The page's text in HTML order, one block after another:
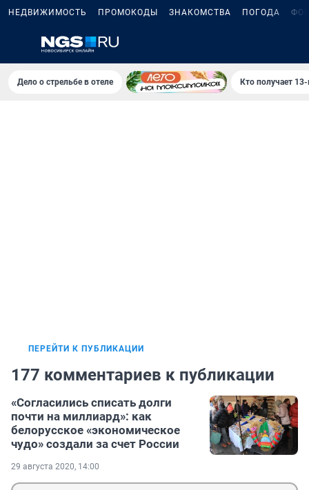
НЕДВИЖИМОСТЬ ПРОМОКОДЫ ЗНАКОМСТВА ПОГОДА
Дело о стрельбе в отеле Кто получает
ПЕРЕЙТИ К ПУБЛИКАЦИИ
177 комментариев к публикации
«Согласились списать долги
почти на миллиард»: как
белорусское «экономическое
чудо» создали за счет России
29 августа 2020, 14:00